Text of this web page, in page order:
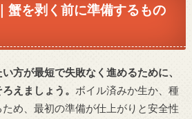
蟹を剥く前に準備するもの
方が最短で失敗なく進めるために、
えましょう。 ボイル済みか生か、種
め、最初の準備が仕上がりと安全性